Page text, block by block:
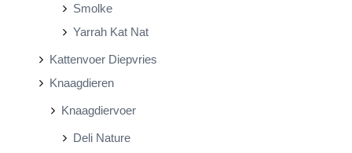
Smolke
Yarrah Kat Nat
Kattenvoer Diepvries
Knaagdieren
Knaagdiervoer
Deli Nature